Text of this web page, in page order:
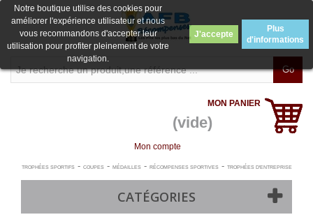
Go
MON PANIER
(vide)
Mon compte
TROPHÉES SPORTIFS- COUPES- MÉDAILLES- RÉCOMPENSES SPORTIVES- TROPHÉES D'ENTREPRISE
CATÉGORIES
Notre boutique utilise des cookies pour
améliorer l'expérience utilisateur et nous
vous recommandons d'accepter leur
utilisation pour profiter pleinement de votre
navigation.
J'accepte
Plus
d'informations